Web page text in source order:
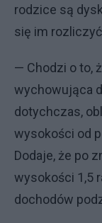
rodzice są
się im
— Chodzi o to,
wychowująca
dotychczas,
wysokości od
Dodaje, że po
wysokości 1,5
dochodów